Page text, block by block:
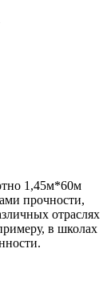
1,45м*60м
прочности,
отраслях
в школах